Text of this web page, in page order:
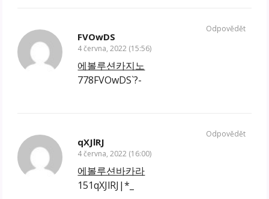
FVOwDS
4 června, 2022 (15:56)
에볼루션카지노
778FVOwDS`?-
Odpovědět
qXJlRJ
4 června, 2022 (16:00)
에볼루션바카라
151qXJlRJ|*_
Odpovědět